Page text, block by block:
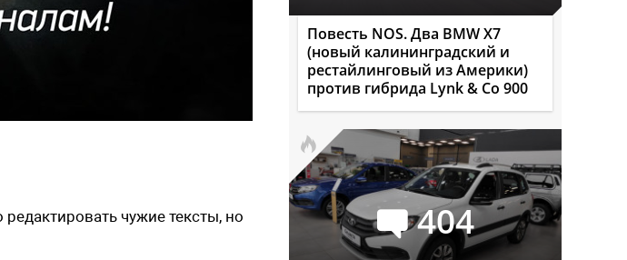
чужие тексты, но
Повесть NOS. Два BMW X7
(новый калининградский и
рестайлинговый из Америки)
против гибрида Lynk & Co 900
404